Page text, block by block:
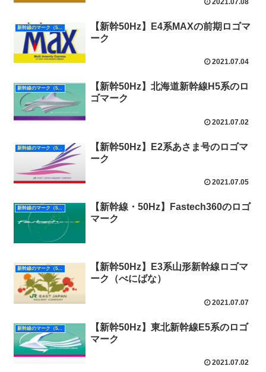
2021.07.08
新幹線のマーク（50Hz）
【新幹50Hz】E4系MAXの前期ロゴマ
ーク
2021.07.04
新幹線のマーク（50Hz）
【新幹50Hz】北海道新幹線H5系のロ
ゴマーク
2021.07.02
新幹線のマーク（50Hz）
【新幹50Hz】E2系あさま号のロゴマ
ーク
2021.07.05
新幹線のマーク（50Hz）
【新幹線・50Hz】Fastech360のロゴ
マーク
新幹線のマーク（50Hz）
【新幹50Hz】E3系山形新幹線ロゴマ
ーク（べにばな）
2021.07.07
新幹線のマーク（50Hz）
【新幹50Hz】東北新幹線E5系のロゴ
マーク
2021.07.02